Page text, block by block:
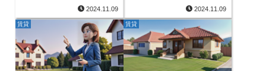
2024.11.09 2024.11.09
賃貸 賃貸